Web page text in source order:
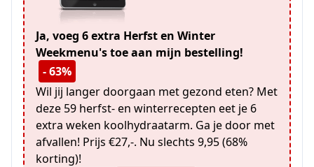
Ja, voeg 6 extra Herfst en Winter
Weekmenu's toe aan mijn bestelling!
- 63%
Wil jij langer doorgaan met gezond eten? Met
deze 59 herfst- en winterrecepten eet je 6
extra weken koolhydraatarm. Ga je door met
afvallen! Prijs €27,-. Nu slechts 9,95 (68%
korting)!